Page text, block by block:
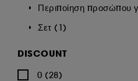
Περιποίηση προσώπου
Σετ (1)
DISCOUNT
0 (28)